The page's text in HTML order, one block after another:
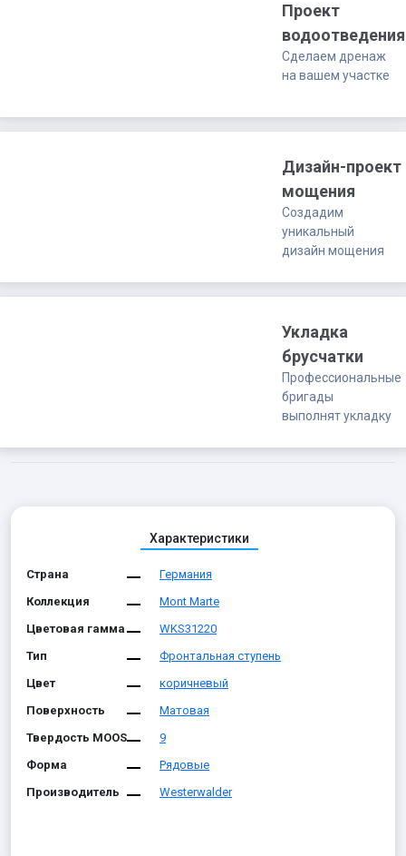
Проект
водоотведения
Сделаем дренаж
на вашем участке
Дизайн-проект
мощения
Создадим
уникальный
дизайн мощения
Укладка
брусчатки
Профессиональные
бригады
выполнят укладку
Характеристики
Страна
Германия
Коллекция
Mont Marte
Цветовая гамма
WKS31220
Тип
Фронтальная ступень
Цвет
коричневый
Поверхность
Матовая
Твердость MOOS
9
Форма
Рядовые
Производитель
Westerwalder